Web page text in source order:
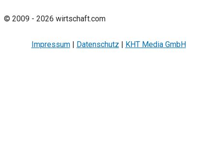
© 2009 - 2026 wirtschaft.com
Impressum| Datenschutz | KHT Media GmbH